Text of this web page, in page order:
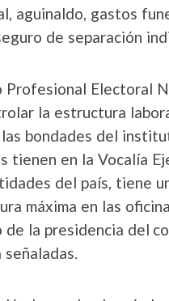
aguinaldo, gastos
de separación
Electoral
la estructura
bondades del
en la Vocalía
del país, tiene
máxima en las
de la presidencia del